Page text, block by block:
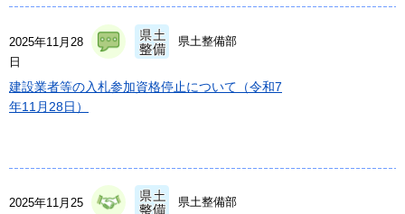
2025年11月28
日
県土整備部
建設業者等の入札参加資格停止について（令和7
年11月28日）
2025年11月25
県土整備部